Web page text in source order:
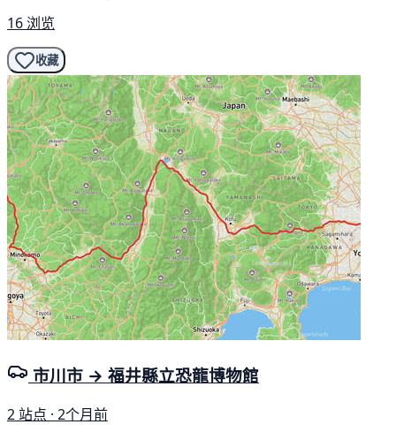
16 浏览
收藏
市川市 → 福井縣立恐龍博物館
2 站点 · 2个月前